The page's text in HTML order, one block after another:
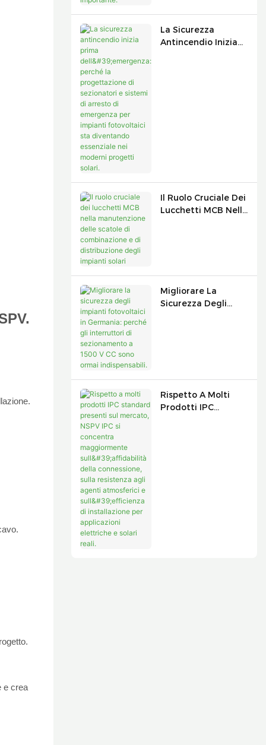
e crea
Importante.
La Sicurezza
Antincendio Inizia
Moderni Progetti
Solari.
Il Ruolo Cruciale Dei
Lucchetti MCB Nella
Migliorare La
Sicurezza Degli
1500 V CC Sono
Ormai
Indispensabili.
Rispetto A Molti
Prodotti IPC